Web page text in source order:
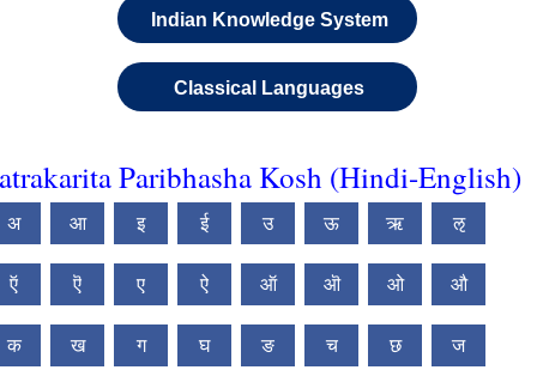
Indian Knowledge System
Classical Languages
Paribhasha Kosh (Hindi-English)
अ आ इ ई उ ऊ ऋ ऌ
ऍ ऎ ए ऐ ऑ ऒ ओ औ
क ख ग घ ङ च छ ज